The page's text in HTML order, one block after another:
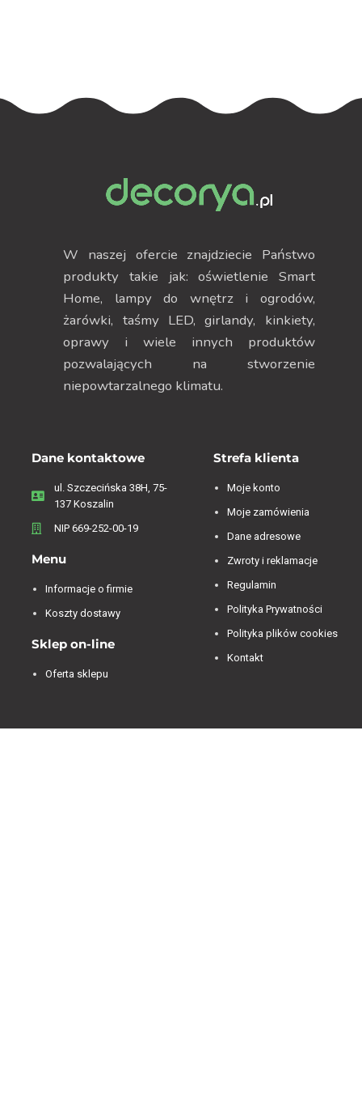
W naszej ofercie znajdziecie Państwo
produkty takie jak: oświetlenie Smart
Home, lampy do wnętrz i ogrodów,
żarówki, taśmy LED, girlandy, kinkiety,
oprawy i wiele innych produktów
pozwalających na stworzenie
niepowtarzalnego klimatu.
Dane kontaktowe
ul. Szczecińska 38H, 75-
137 Koszalin
NIP 669-252-00-19
Menu
Informacje o firmie
Koszty dostawy
Sklep on-line
Oferta sklepu
Strefa klienta
Moje konto
Moje zamówienia
Dane adresowe
Zwroty i reklamacje
Regulamin
Polityka Prywatności
Polityka plików cookies
Kontakt